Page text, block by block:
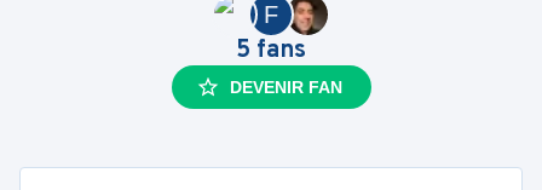
F
5 fans
DEVENIR FAN